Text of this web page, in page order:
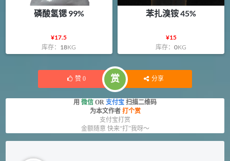
磷酸氢锶 99%
¥17.5
库存： 18KG
苯扎溴铵 45%
¥15
库存：0KG
赞 0 赏 分享
用 微信 OR 支付宝 扫描二维码
为本文作者 打个赏
支付宝打赏
金额随意 快来“打”我呀～